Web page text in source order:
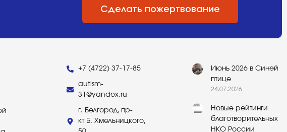
Сделать пожертвование
+7 (4722) 37-17-85
autism-
31@yandex.ru
г. Белгород, пр-
кт Б. Хмельницкого,
Июнь 2026 в Синей
птице
24.07.2026
Новые рейтинги
благотворительных
НКО России